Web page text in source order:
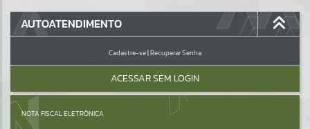
GALERIAS
Por favor, aguarde...
AUTOATENDIMENTO
Cadastre-se|Recuperar Senha
ACESSAR SEM LOGIN
NOTA FISCAL ELETRÔNICA